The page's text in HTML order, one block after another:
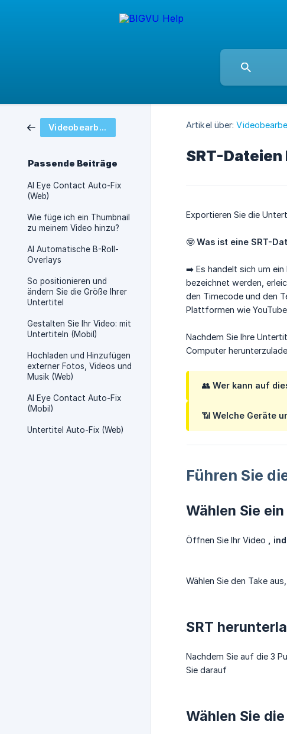
Videobearbeitung und Styling
Passende Beiträge
AI Eye Contact Auto-Fix
(Web)
Wie füge ich ein Thumbnail
zu meinem Video hinzu?
AI Automatische B-Roll-
Overlays
So positionieren und
ändern Sie die Größe Ihrer
Untertitel
Gestalten Sie Ihr Video: mit
Untertiteln (Mobil)
Hochladen und Hinzufügen
externer Fotos, Videos und
Musik (Web)
AI Eye Contact Auto-Fix
(Mobil)
Untertitel Auto-Fix (Web)
Artikel über:
SRT-
Exportieren Sie die
🤓Was ist eine SRT-
➡️ Es handelt sich um
bezeichnet werden,
den Timecode und den
Plattformen wie
Nachdem Sie Ihre
Computer
👥 Wer kann auf
📶 Welche Geräte
Führen Sie
Wählen Sie
Öffnen Sie Ihr Video ,
Wählen Sie den Take
SRT
Nachdem Sie auf die 3
Sie darauf
Wählen Sie